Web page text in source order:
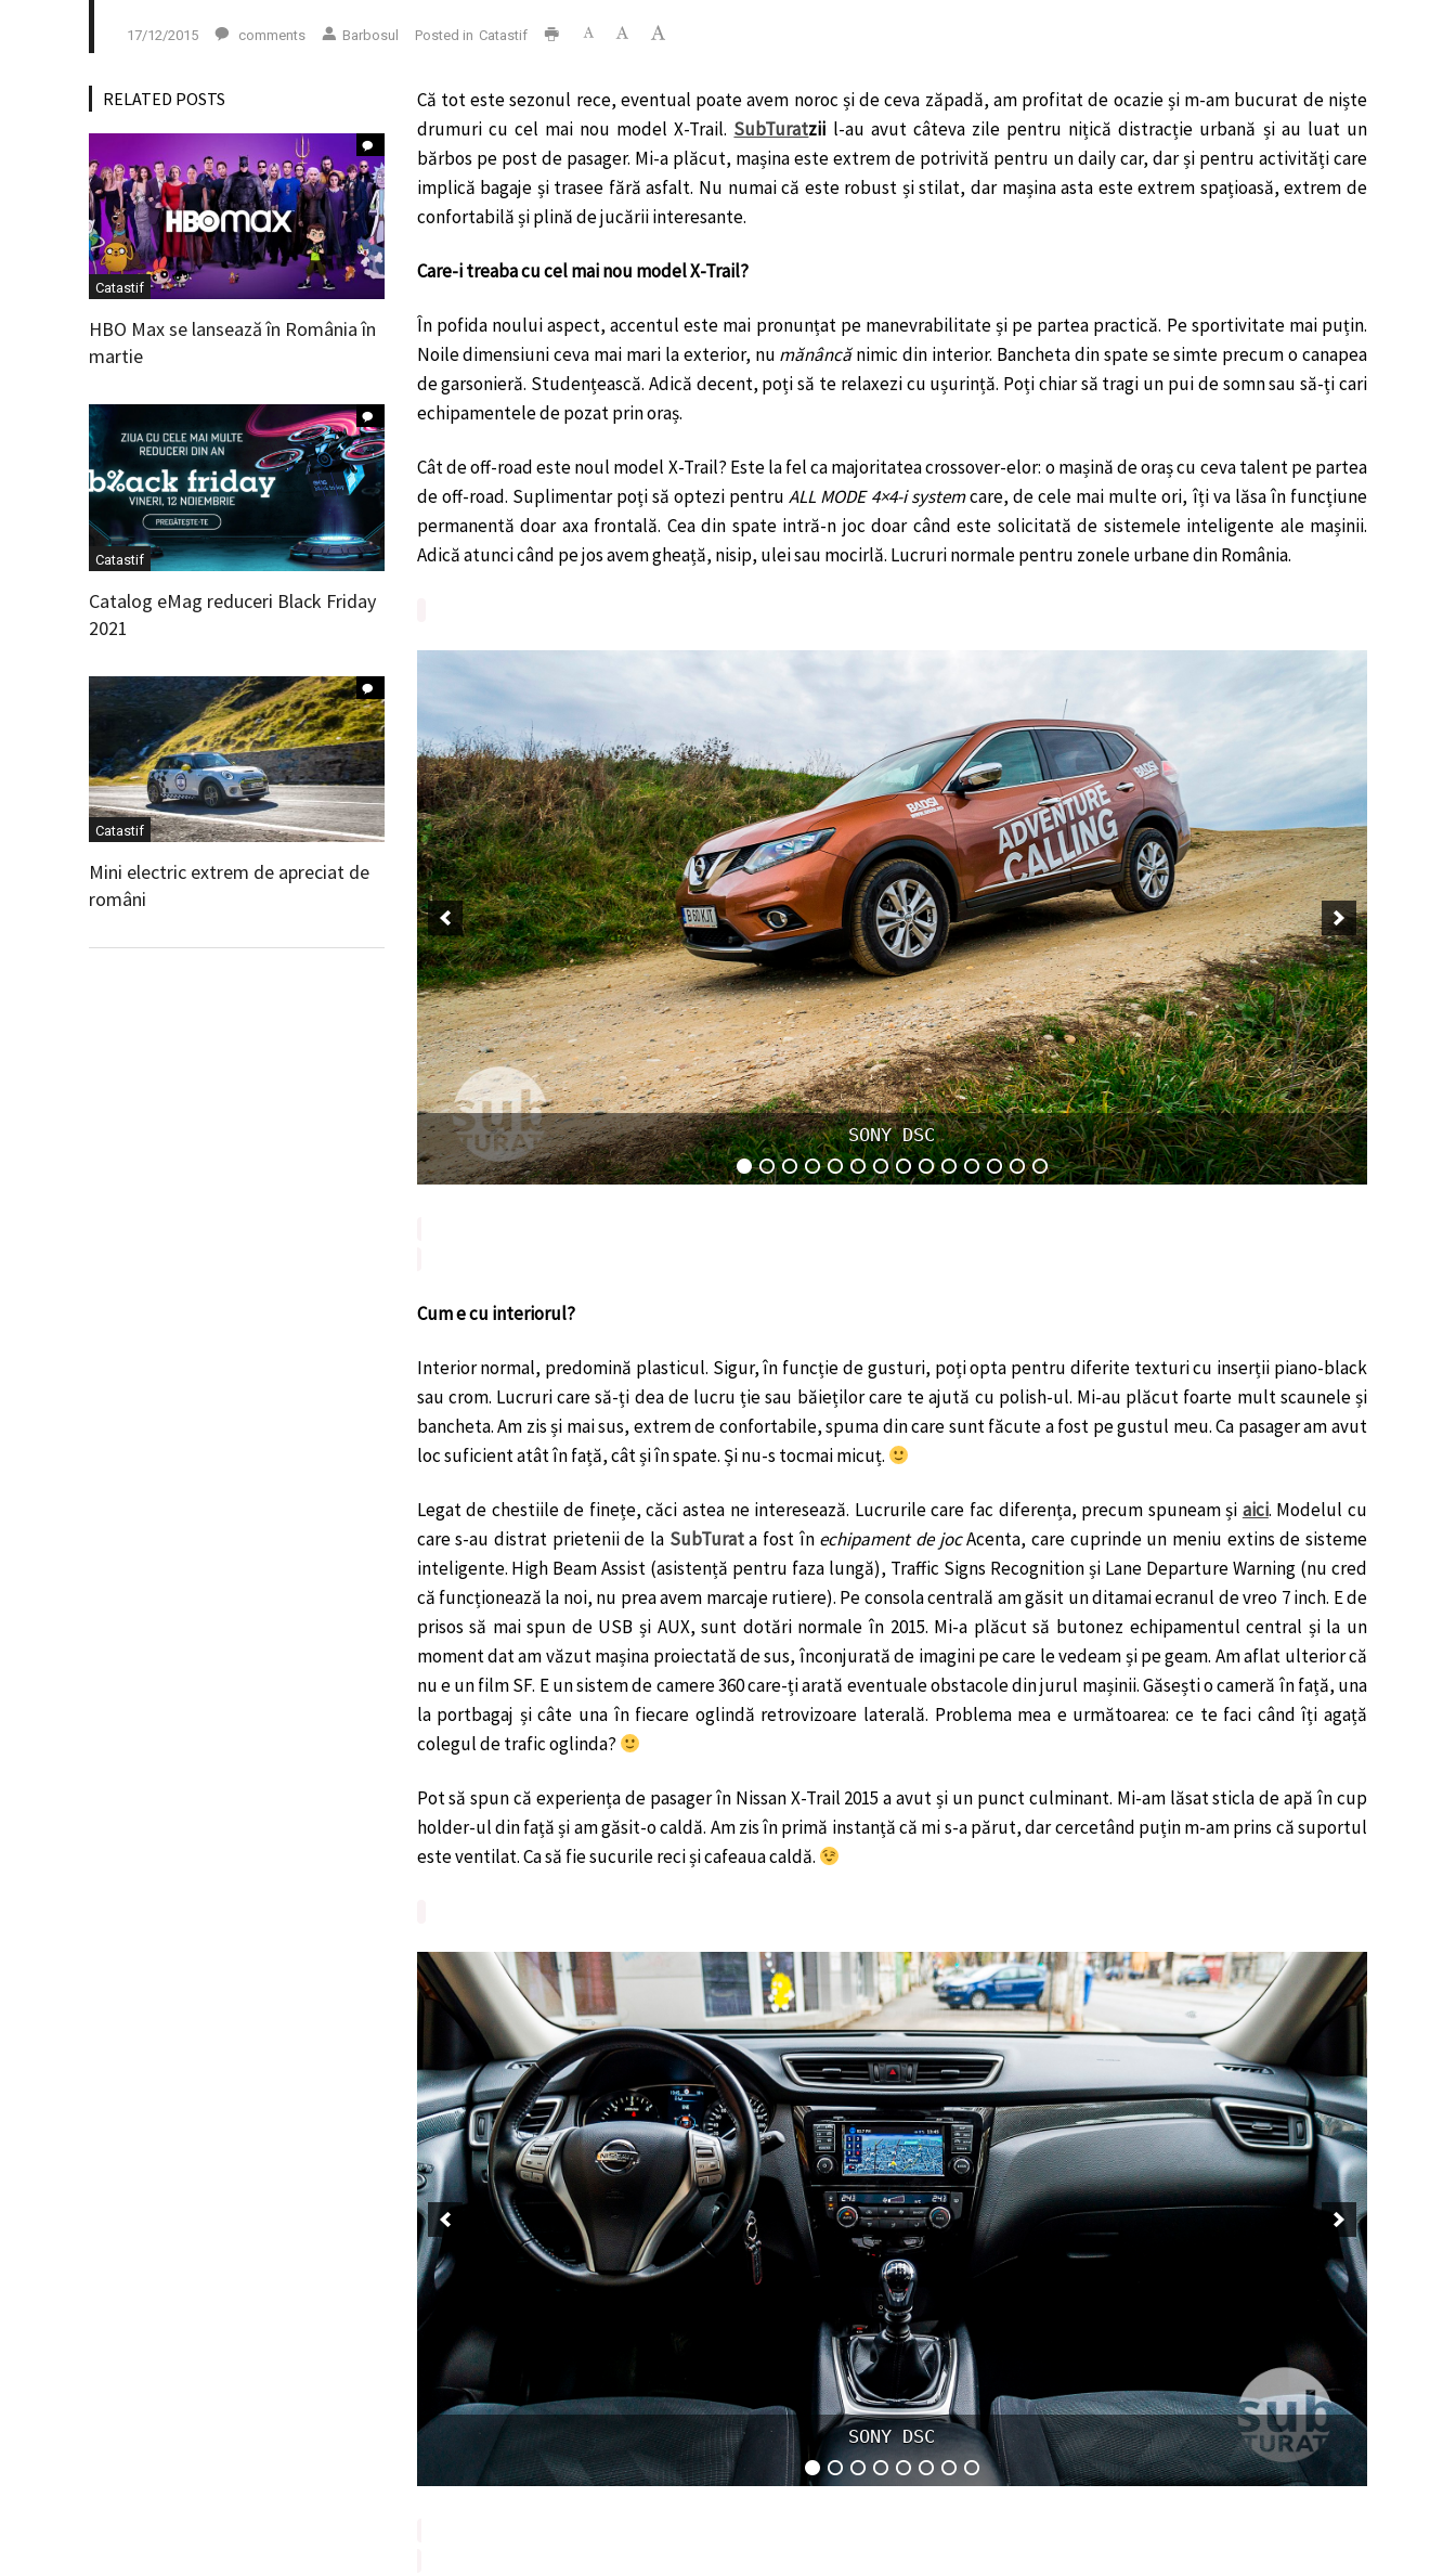
17/12/2015 comments Barbosul Posted in Catastif
Că tot este sezonul rece, eventual poate avem noroc și de ceva zăpadă, am profitat de ocazie și m-am bucurat de niște
drumuri cu cel mai nou model X-Trail. SubTuratzii l-au avut câteva zile pentru nițică distracție urbană și au luat un
bărbos pe post de pasager. Mi-a plăcut, mașina este extrem de potrivită pentru un daily car, dar și pentru activități care
implică bagaje și trasee fără asfalt. Nu numai că este robust și stilat, dar mașina asta este extrem spațioasă, extrem de
confortabilă și plină de jucării interesante.
Care-i treaba cu cel mai nou model X-Trail?
În pofida noului aspect, accentul este mai pronunțat pe manevrabilitate și pe partea practică. Pe sportivitate mai puțin.
Noile dimensiuni ceva mai mari la exterior, nu mănâncănimic din interior. Bancheta din spate se simte precum o canapea
de garsonieră. Studențească. Adică decent, poți să te relaxezi cu ușurință. Poți chiar să tragi un pui de somn sau să-ți cari
echipamentele de pozat prin oraș.
Cât de off-road este noul model X-Trail? Este la fel ca majoritatea crossover-elor: o mașină de oraș cu ceva talent pe partea
de off-road. Suplimentar poți să optezi pentruALL MODE 4×4-i systemcare, de cele mai multe ori, îți va lăsa în funcțiune
permanentă doar axa frontală. Cea din spate intră-n joc doar când este solicitată de sistemele inteligente ale mașinii.
Adică atunci când pe jos avem gheață, nisip, ulei sau mocirlă. Lucruri normale pentru zonele urbane din România.
SONY DSC
Cum e cu interiorul?
Interior normal, predomină plasticul. Sigur, în funcție de gusturi, poți opta pentru diferite texturi cu inserții piano-black
sau crom. Lucruri care să-ți dea de lucru ție sau băieților care te ajută cu polish-ul. Mi-au plăcut foarte mult scaunele și
bancheta. Am zis și mai sus, extrem de confortabile, spuma din care sunt făcute a fost pe gustul meu. Ca pasager am avut
loc suficient atât în față, cât și în spate. Și nu-s tocmai micuț.
Legat de chestiile de finețe, căci astea ne interesează. Lucrurile care fac diferența, precum spuneam și aici. Modelul cu
care s-au distrat prietenii de la SubTurat a fost în echipament de jocAcenta, care cuprinde un meniu extins de sisteme
inteligente. High Beam Assist (asistență pentru faza lungă), Traffic Signs Recognition și Lane Departure Warning (nu cred
că funcționează la noi, nu prea avem marcaje rutiere). Pe consola centrală am găsit un ditamai ecranul de vreo 7 inch. E de
prisos să mai spun de USB și AUX, sunt dotări normale în 2015. Mi-a plăcut să butonez echipamentul central și la un
moment dat am văzut mașina proiectată de sus, înconjurată de imagini pe care le vedeam și pe geam. Am aflat ulterior că
nu e un film SF. E un sistem de camere 360 care-ți arată eventuale obstacole din jurul mașinii. Găsești o cameră în față, una
la portbagaj și câte una în fiecare oglindă retrovizoare laterală. Problema mea e următoarea: ce te faci când îți agață
colegul de trafic oglinda?
Pot să spun că experiența de pasager în Nissan X-Trail 2015 a avut și un punct culminant. Mi-am lăsat sticla de apă în cup
holder-ul din față și am găsit-o caldă. Am zis în primă instanță că mi s-a părut, dar cercetând puțin m-am prins că suportul
este ventilat. Ca să fie sucurile reci și cafeaua caldă.
SONY DSC
RELATED POSTS
Catastif
HBO Max se lansează în România în
martie
Catastif
Catalog eMag reduceri Black Friday
2021
Catastif
Mini electric extrem de apreciat de
români